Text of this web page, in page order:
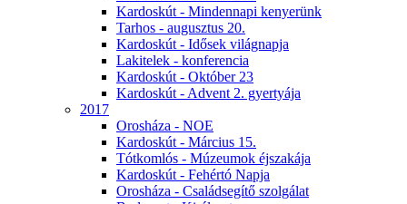
Kardoskút - Mindennapi kenyerünk
Tarhos - augusztus 20.
Kardoskút - Idősek világnapja
Lakitelek - konferencia
Kardoskút - Október 23
Kardoskút - Advent 2. gyertyája
2017
Orosháza - NOE
Kardoskút - Március 15.
Tótkomlós - Múzeumok éjszakája
Kardoskút - Fehértó Napja
Orosháza - Családsegítő szolgálat